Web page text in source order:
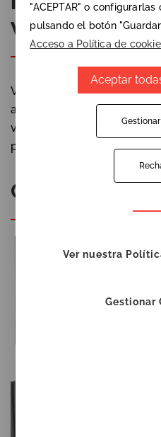
Ventanas
Ventanas correderas son
aprovechamiento de los
ventanales por superficie
pesos.
Catálogos
"ACEPTAR" o configurarlas
pulsando el botón
Acceso a Política de
Aceptar
Ver nuestra
Gestionar